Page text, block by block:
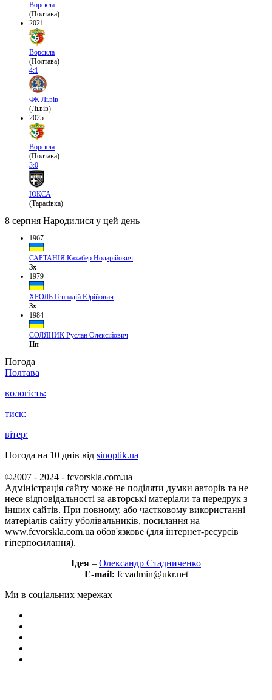
Ворскла
(Полтава)
2021
Ворскла
(Полтава)
4:1
ФК Львів
(Львів)
2025
Ворскла
(Полтава)
3:0
ЮКСА
(Тарасівка)
8 серпня Народилися у цей день
1967
САРТАНІЯ Кахабер Нодарійович
Зх
1979
ХРОЛЬ Геннадій Юрійович
Зх
1984
СОЛЯНИК Руслан Олексійович
Нп
Погода
Полтава
вологість:
тиск:
вітер:
Погода на 10 днів від sinoptik.ua
©2007 - 2024 - fcvorskla.com.ua
Адміністрація сайту може не поділяти думки авторів та не
несе відповідальності за авторські матеріали та передрук з
інших сайтів. При повному, або частковому використанні
матеріалів сайту уболівальників, посилання на
www.fcvorskla.com.ua обов'язкове (для інтернет-ресурсів
гіперпосилання).
Ідея – Олександр Стадниченко
E-mail: fcvadmin@ukr.net
Ми в соціальних мережах